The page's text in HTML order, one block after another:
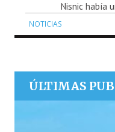
Nisnic había
NOTICIAS
ÚLTIMAS